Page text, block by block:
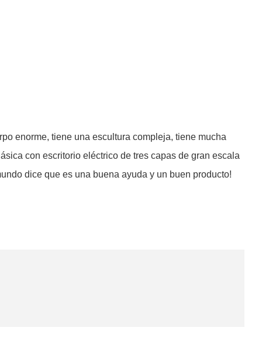
enorme, tiene una escultura compleja, tiene mucha
con escritorio eléctrico de tres capas de gran escala
dice que es una buena ayuda y un buen producto!